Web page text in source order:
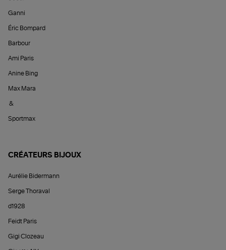
Ganni
Éric Bompard
Barbour
Ami Paris
Anine Bing
Max Mara
&
Sportmax
CRÉATEURS BIJOUX
Aurélie Bidermann
Serge Thoraval
d1928
Feidt Paris
Gigi Clozeau